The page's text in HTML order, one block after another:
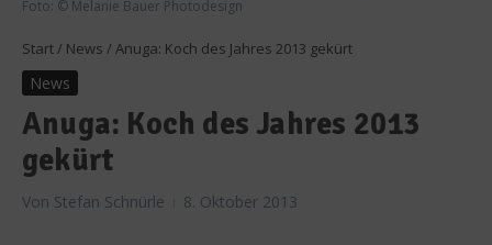
Foto: © Melanie Bauer Photodesign
Start / News / Anuga: Koch des Jahres 2013 gekürt
News
Anuga: Koch des Jahres 2013
gekürt
Von Stefan Schnürle 8. Oktober 2013